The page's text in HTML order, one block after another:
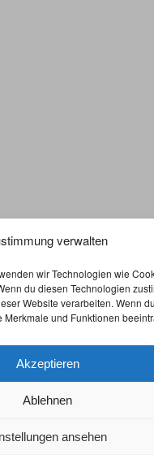
verwalten
wir Technologien wie
du diesen Technologien
Website verarbeiten. Wenn
und Funktionen
Akzeptieren
Ablehnen
ansehen